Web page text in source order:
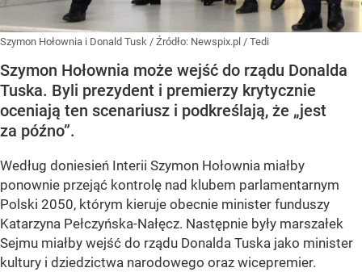
Szymon Hołownia i Donald Tusk / Źródło: Newspix.pl / Tedi
Szymon Hołownia może wejść do rządu Donalda
Tuska. Byli prezydent i premierzy krytycznie
oceniają ten scenariusz i podkreślają, że „jest
za późno”.
Według doniesień Interii Szymon Hołownia miałby
ponownie przejąć kontrolę nad klubem parlamentarnym
Polski 2050, którym kieruje obecnie minister funduszy
Katarzyna Pełczyńska-Nałęcz. Następnie były marszałek
Sejmu miałby wejść do rządu Donalda Tuska jako minister
kultury i dziedzictwa narodowego oraz wicepremier.